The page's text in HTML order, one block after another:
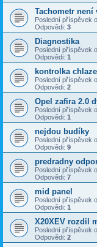
Tachometr není
Poslední příspěvek
Odpovědi: 3
Diagnostika
Poslední příspěvek
Odpovědi: 1
kontrolka
Poslední příspěvek
Odpovědi: 2
Opel zafira 2.0
Poslední příspěvek
Odpovědi: 1
nejdou budíky
Poslední příspěvek
Odpovědi: 9
predradny
Poslední příspěvek
Odpovědi: 7
mid panel
Poslední příspěvek
Odpovědi: 1
X20XEV rozdil
Poslední příspěvek
Odpovědi: 2